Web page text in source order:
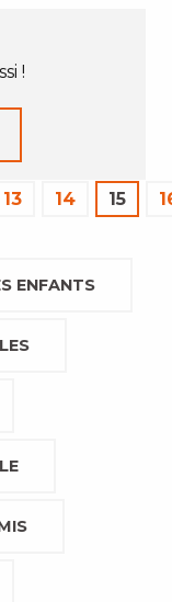
!
13 14 15
ENFANTS